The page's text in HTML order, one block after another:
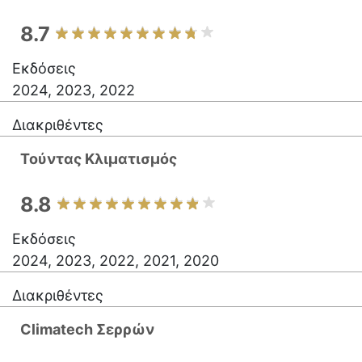
8.7
Εκδόσεις
2024, 2023, 2022
Διακριθέντες
Τούντας Κλιματισμός
8.8
Εκδόσεις
2024, 2023, 2022, 2021, 2020
Διακριθέντες
Climatech Σερρών